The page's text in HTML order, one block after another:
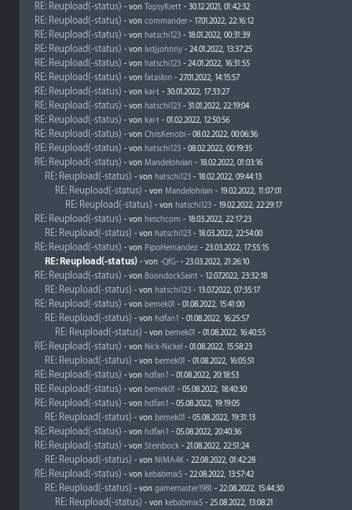
RE: Reupload(-status) - von TopsyKrett - 30.12.2021, 01:42:32
RE: Reupload(-status) - von commander- 17.01.2022, 22:16:12
RE: Reupload(-status) - von hatschi123 - 18.01.2022, 00:31:39
RE: Reupload(-status) - von lvdjjohnny - 24.01.2022, 13:37:25
RE: Reupload(-status) - von hatschi123 - 24.01.2022, 16:31:55
RE: Reupload(-status) - von fataslon - 27.01.2022, 14:15:57
RE: Reupload(-status) - von kai-t - 30.01.2022, 17:33:27
RE: Reupload(-status) - von hatschi123 - 31.01.2022, 22:19:04
RE: Reupload(-status) - von kai-t - 01.02.2022, 12:50:56
RE: Reupload(-status) - von ChrisKenobi - 08.02.2022, 00:06:36
RE: Reupload(-status) - von hatschi123 - 08.02.2022, 00:19:35
RE: Reupload(-status) - von Mandelohrian - 18.02.2022, 01:03:16
RE: Reupload(-status) - von hatschi123 - 18.02.2022, 09:44:13
RE: Reupload(-status) - von Mandelohrian - 19.02.2022, 11:07:01
RE: Reupload(-status) - von hatschi123 - 19.02.2022, 22:29:17
RE: Reupload(-status) - von hirschcom - 18.03.2022, 22:17:23
RE: Reupload(-status) - von hatschi123 - 18.03.2022, 22:54:00
RE: Reupload(-status) - von PipoHernandez - 23.03.2022, 17:55:15
RE: Reupload(-status) - von -QfG- - 23.03.2022, 21:26:10
RE: Reupload(-status) - von BoondockSaint - 12.07.2022, 23:32:18
RE: Reupload(-status) - von hatschi123 - 13.07.2022, 07:35:17
RE: Reupload(-status) - von bemek01 - 01.08.2022, 15:41:00
RE: Reupload(-status) - von hdfan1 - 01.08.2022, 16:25:57
RE: Reupload(-status) - von bemek01 - 01.08.2022, 16:40:55
RE: Reupload(-status) - von Nick-Nickel - 01.08.2022, 15:58:23
RE: Reupload(-status) - von bemek01 - 01.08.2022, 16:05:51
RE: Reupload(-status) - von hdfan1 - 01.08.2022, 20:18:53
RE: Reupload(-status) - von bemek01 - 05.08.2022, 18:40:30
RE: Reupload(-status) - von hdfan1 - 05.08.2022, 19:19:05
RE: Reupload(-status) - von bemek01 - 05.08.2022, 19:31:13
RE: Reupload(-status) - von hdfan1 - 05.08.2022, 20:40:36
RE: Reupload(-status) - von Steinbock - 21.08.2022, 22:51:24
RE: Reupload(-status) - von NIMA4K - 22.08.2022, 01:42:28
RE: Reupload(-status) - von kebabmix5 - 22.08.2022, 13:57:42
RE: Reupload(-status) - von gamemaster1981 - 22.08.2022, 15:44:30
RE: Reupload(-status) - von kebabmix5 - 25.08.2022, 13:08:21